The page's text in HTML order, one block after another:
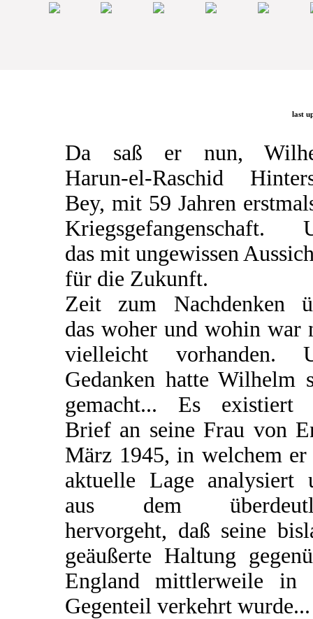
last
Da saß er nun,
Harun-el-Raschid
Bey, mit 59 Jahren
Kriegsgefangenschaft.
das mit ungewissen
für die Zukunft.
Zeit zum Nachdenken
das woher und wohin war
vielleicht vorhanden.
Gedanken hatte Wilhelm
gemacht... Es existiert
Brief an seine Frau von
März 1945, in welchem er
aktuelle Lage analysiert
aus dem
hervorgeht, daß seine
geäußerte Haltung
England mittlerweile in
Gegenteil verkehrt wurde...